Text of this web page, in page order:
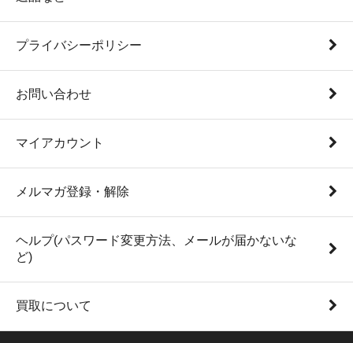
プライバシーポリシー
お問い合わせ
マイアカウント
メルマガ登録・解除
ヘルプ(パスワード変更方法、メールが届かないな
ど)
買取について